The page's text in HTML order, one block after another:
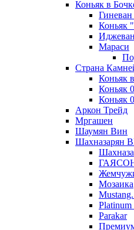
Коньяк в
Мараси
Страна
Коньяк
Коньяк
Коньяк
Аркон Трейд
Мргашен
Шаумян Вин
Шахназарян
Мозаика
Parakar